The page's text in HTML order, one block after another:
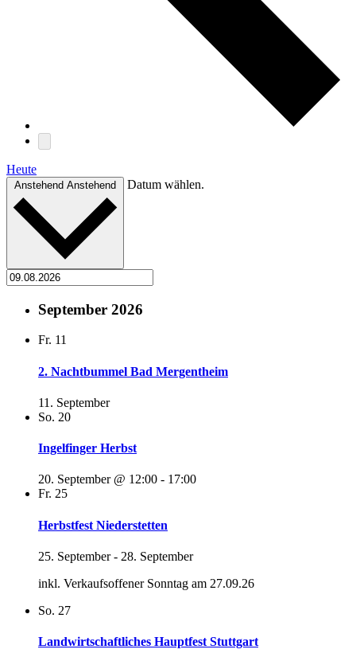
Heute
Anstehend Anstehend Datum wählen.
September 2026
Fr. 11
2. Nachtbummel Bad Mergentheim
11. September
So. 20
Ingelfinger Herbst
20. September @ 12:00 - 17:00
Fr. 25
Herbstfest Niederstetten
25. September- 28. September
inkl. Verkaufsoffener Sonntag am 27.09.26
So. 27
Landwirtschaftliches Hauptfest Stuttgart